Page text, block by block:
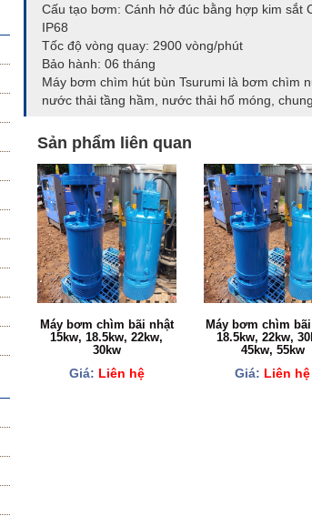
Cấu tạo bơm: Cánh hở đúc bằng hợp kim sắt
IP68
Tốc độ vòng quay: 2900 vòng/phút
Bảo hành: 06 tháng
Máy bơm chìm hút bùn Tsurumi là bơm chìm
nước thải tầng hầm, nước thải hố móng,
Sản phẩm liên quan
Máy bơm chìm bãi nhật
15kw, 18.5kw, 22kw,
30kw
Giá: Liên hệ
Máy bơm chìm
18.5kw, 22kw,
45kw, 55kw
Giá: Liên hệ